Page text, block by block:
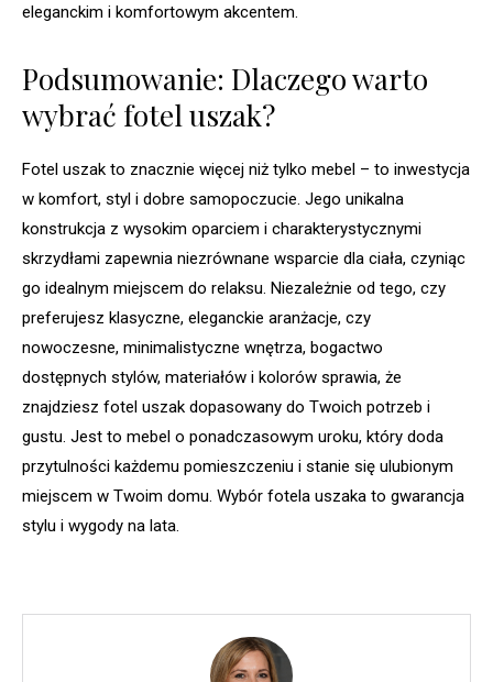
eleganckim i komfortowym akcentem.
Podsumowanie: Dlaczego warto
wybrać fotel uszak?
Fotel uszak to znacznie więcej niż tylko mebel – to inwestycja
w komfort, styl i dobre samopoczucie. Jego unikalna
konstrukcja z wysokim oparciem i charakterystycznymi
skrzydłami zapewnia niezrównane wsparcie dla ciała, czyniąc
go idealnym miejscem do relaksu. Niezależnie od tego, czy
preferujesz klasyczne, eleganckie aranżacje, czy
nowoczesne, minimalistyczne wnętrza, bogactwo
dostępnych stylów, materiałów i kolorów sprawia, że
znajdziesz fotel uszak dopasowany do Twoich potrzeb i
gustu. Jest to mebel o ponadczasowym uroku, który doda
przytulności każdemu pomieszczeniu i stanie się ulubionym
miejscem w Twoim domu. Wybór fotela uszaka to gwarancja
stylu i wygody na lata.